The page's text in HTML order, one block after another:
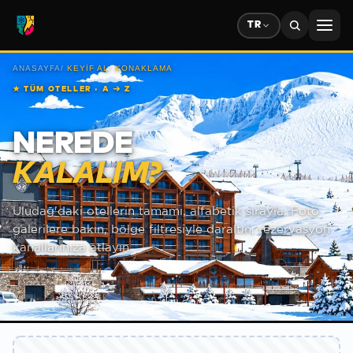
TR
ANASAYFA/ KEYIF AL/ KONAKLAMA
★ TÜM OTELLER · A → Z
NEREDE
KALALIM?
Uludağ'daki otellerin tamamı, alfabetik sırayla. Foto
galerilere bakın, bölge filtresiyle daraltın, rezervasyon
kanallarınıza atlayın.